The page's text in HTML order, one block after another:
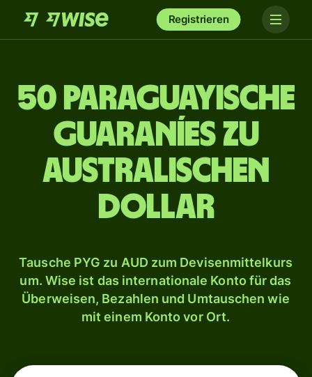
Registrieren
50 paraguayische
Guaraníes zu
australischen
Dollar
Tausche PYG zu AUD zum Devisenmittelkurs
um. Wise ist das internationale Konto für das
Überweisen, Bezahlen und Umtauschen wie
mit einem Konto vor Ort.